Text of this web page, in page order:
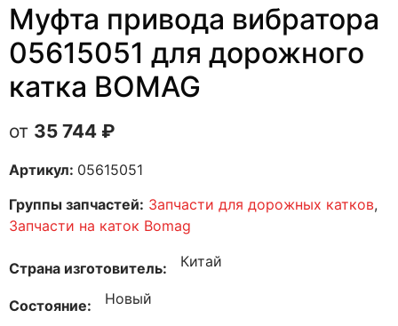
Муфта привода вибратора
05615051 для дорожного
катка BOMAG
35 744 ₽
Артикул: 05615051
Группы запчастей: Запчасти для дорожных катков,
Запчасти на каток Bomag
Страна изготовитель Китай
Состояние Новый